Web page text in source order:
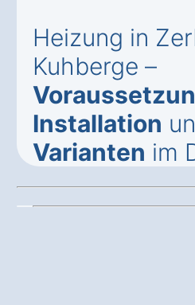
Heizung in
Kuhberge –
Installation
Varianten im